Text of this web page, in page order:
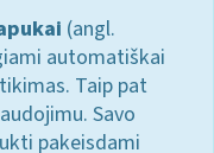
(angl.
automatiškai
Taip pat
Savo
pakeisdami